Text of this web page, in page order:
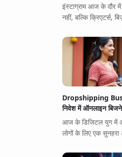
इंस्टाग्राम आज के दौर में
नहीं, बल्कि क्रिएटर्स,
Dropshipping
निवेश में ऑनलाइन
आज के डिजिटल युग में
लोगों के लिए एक